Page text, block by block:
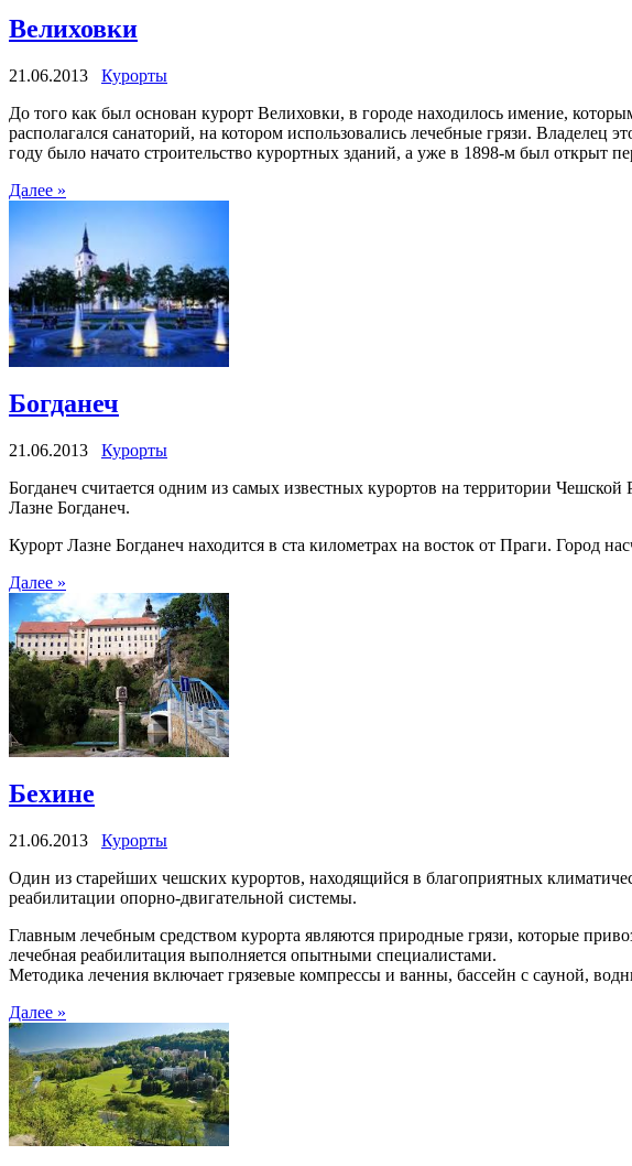
Велиховки
21.06.2013
Курорты
До того как был основан курорт Велиховки, в городе находилось имение,
располагался санаторий, на котором использовались лечебные грязи. Владелец
году было начато строительство курортных зданий, а уже в 1898-м был открыт
Далее »
Богданеч
21.06.2013
Курорты
Богданеч считается одним из самых известных курортов на территории
Лазне Богданеч.
Курорт Лазне Богданеч находится в ста километрах на восток от Праги. Город
Далее »
Бехине
21.06.2013
Курорты
Один из старейших чешских курортов, находящийся в благоприятных
реабилитации опорно-двигательной системы.
Главным лечебным средством курорта являются природные грязи, которые
лечебная реабилитация выполняется опытными специалистами.
Методика лечения включает грязевые компрессы и ванны, бассейн с сауной,
Далее »